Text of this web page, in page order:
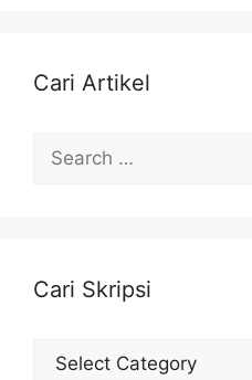
Cari Artikel
Search
for:
Cari Skripsi
Cari